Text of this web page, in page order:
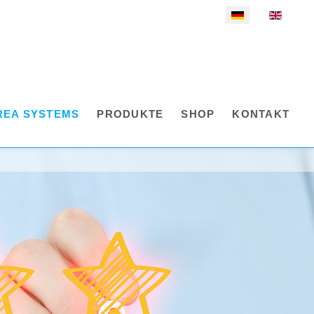
Sprache auswählen
SYSTEMS PRODUKTE SHOP KONTAKT